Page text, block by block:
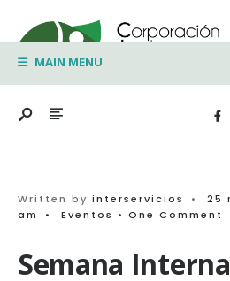
to
contentMAIN MENU
Written by interservicios • 25
am
• Eventos • One Comment
Semana
for: